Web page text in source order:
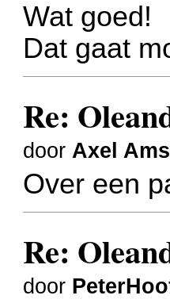
Wat goed!
Dat gaat
Re:
door Axel
Over een
Re:
door